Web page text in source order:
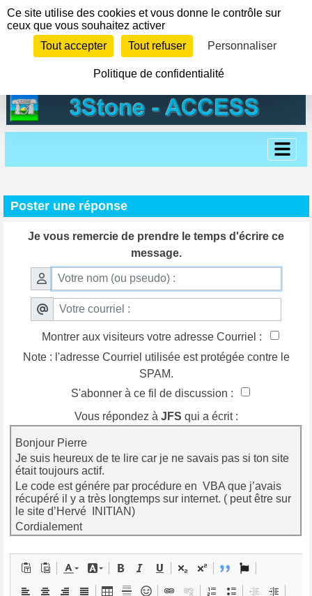
Poster une réponse
Je vous remercie de prendre le temps d'écrire ce
message.
Montrer aux visiteurs votre adresse Courriel :
Note : l'adresse Courriel utilisée est protégée contre le
SPAM.
S'abonner à ce fil de discussion :
Vous répondez à JFS qui a écrit :
Bonjour Pierre
Je suis heureux de te lire car je ne savais pas si ton site
était toujours actif.
Le code est génére par procédure en VBA que j’avais
récupéré il y a très longtemps sur internet. ( peut être sur
le site d’Hervé INITIAN)
Cordialement
Panneau de gestion des cookies
Ce site utilise des cookies et vous donne le contrôle sur
ceux que vous souhaitez activer
Tout accepter
Tout refuser Personnaliser
Politique de confidentialité